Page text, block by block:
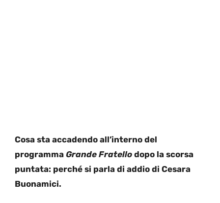
Cosa sta accadendo all’interno del
programma Grande Fratello dopo la scorsa
puntata: perché si parla di addio di Cesara
Buonamici.